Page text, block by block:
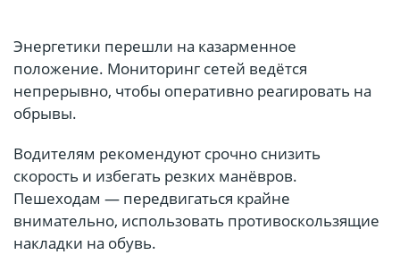
Энергетики перешли на казарменное
положение. Мониторинг сетей ведётся
непрерывно, чтобы оперативно реагировать на
обрывы.
Водителям рекомендуют срочно снизить
скорость и избегать резких манёвров.
Пешеходам — передвигаться крайне
внимательно, использовать противоскользящие
накладки на обувь.